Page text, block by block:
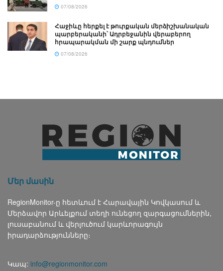
07/08/2026
Հաջիևը հերքել է թուրքական մերձիշխանական
պարբերականի՝ Ադրբեջանին վերաբերող
հրապարակման մի շարք պնդումներ
07/08/2026
Մեր մասին
RegionMonitor-ը հետևում է Հարավային Կովկասում և
Մերձավոր Արևելքում տեղի ունեցող զարգացումներին,
լուսաբանում և վերլուծում կարևորագույն
իրադարձությունները։
Կապ: info@regionmonitor.com